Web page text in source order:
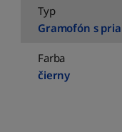
Typ
Gramofón s
Farba
čierny